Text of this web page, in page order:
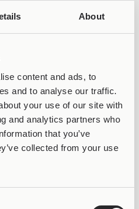
About
content and ads, to
and to analyse our traffic.
your use of our site with
and analytics partners who
that you’ve
collected from your use